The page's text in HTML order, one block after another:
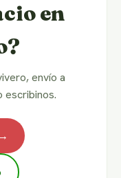
en
envío a
escribinos.